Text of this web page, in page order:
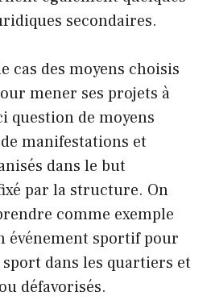
secondaires.
cas des moyens choisis
mener ses projets à
question de moyens
manifestations et
dans le but
par la structure. On
comme exemple
événement sportif pour
dans les quartiers et
défavorisés.